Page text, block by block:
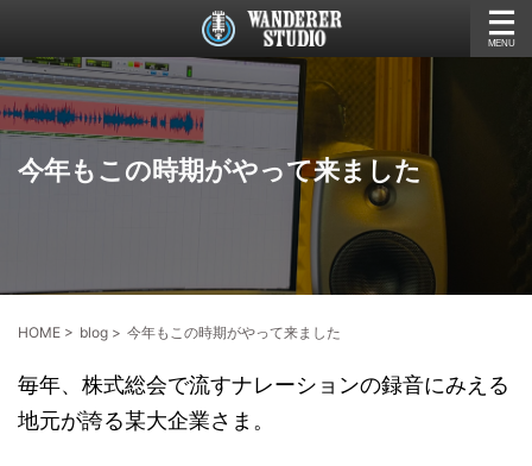
今年もこの時期がやって来ました
HOME > blog > 今年もこの時期がやって来ました
毎年、株式総会で流すナレーションの録音にみえる
地元が誇る某大企業さま。